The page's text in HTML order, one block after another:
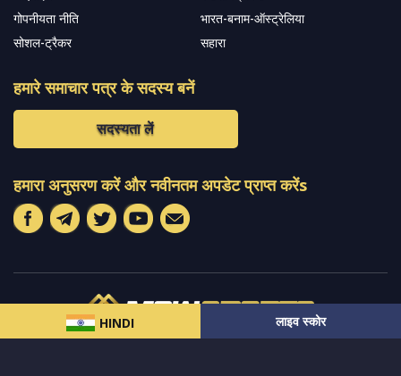
HINDI लाइव स्कोर
गोपनीयता नीति
भारत-बनाम-ऑस्ट्रेलिया
सोशल-ट्रैकर
सहारा
हमारे समाचार पत्र के सदस्य बनें
सदस्यता लें
हमारा अनुसरण करें और नवीनतम अपडेट प्राप्त करेंs
© 2024 सर्वाधिकारMCW स्पोर्ट्स इंडियाद्वारा सुरक्षित